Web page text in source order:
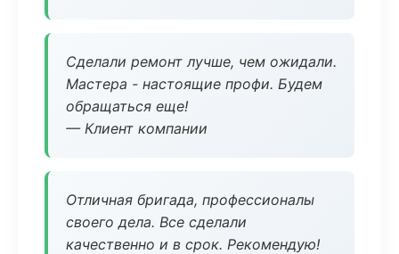
Сделали ремонт лучше, чем ожидали.
Мастера - настоящие профи. Будем
обращаться еще!
— Клиент компании
Отличная бригада, профессионалы
своего дела. Все сделали
качественно и в срок. Рекомендую!